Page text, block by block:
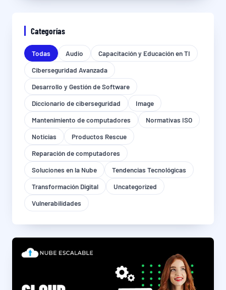
Categorías
Todas Audio
Capacitación y Educación en TI
Ciberseguridad Avanzada
Desarrollo y Gestión de Software
Diccionario de ciberseguridad
Image
Mantenimiento de computadores
Normativas ISO
Noticias
Productos Rescue
Reparación de computadores
Soluciones en la Nube
Tendencias Tecnológicas
Transformación Digital
Uncategorized
Vulnerabilidades